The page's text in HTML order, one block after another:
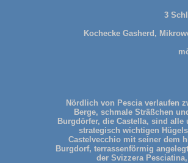
3
Kochecke Gasherd,
Nördlich von Pescia verlaufen
Berge, schmale Sträßchen
Burgdörfer, die Castella, sind alle
strategisch wichtigen
Castelvecchio mit seiner dem
Burgdorf, terrassenförmig
der Svizzera